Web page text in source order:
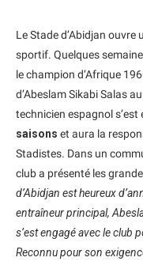
Le Stade d’Abidjan
sportif. Quelques
le champion d’Afrique
d’Abeslam Sikabi Salas
technicien espagnol s’est
saisons et aura la
Stadistes. Dans un
club a présenté les
d’Abidjan est heureux
entraîneur principal,
s’est engagé avec le club
Reconnu pour son